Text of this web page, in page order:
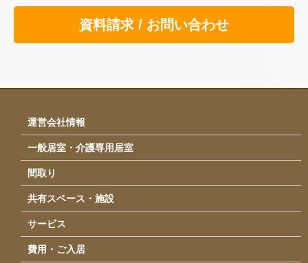
お問い合わせ
資料請求 / お問い合わせ
運営会社情報
一般居室・介護専用居室
間取り
共有スペース・施設
サービス
費用・ご入居